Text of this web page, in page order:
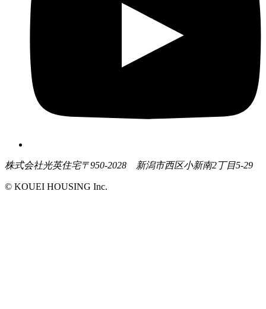
株式会社光英住宅〒950-2028 新潟市西区小新南2丁目5-29
© KOUEI HOUSING Inc.